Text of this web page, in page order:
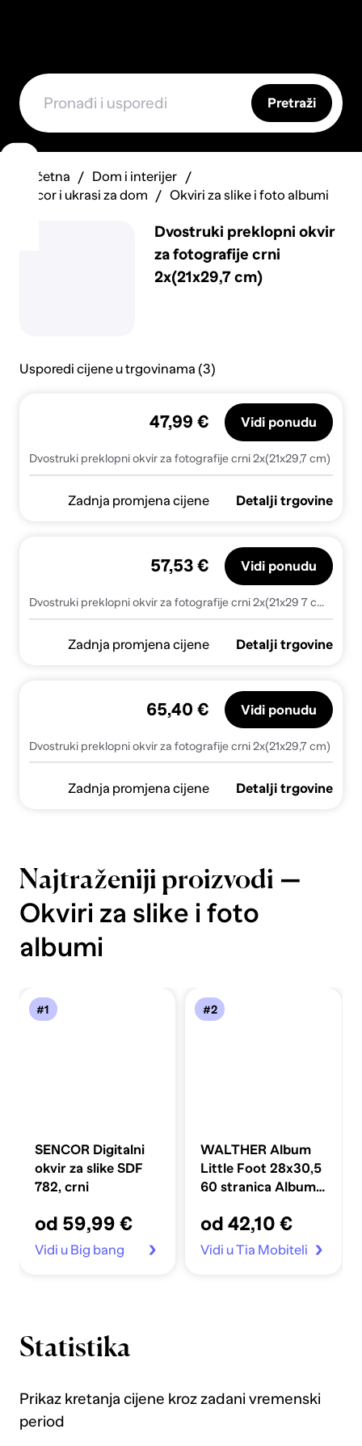
Pretraži
Početna
Dom i interijer
Decor i ukrasi za dom
Okviri za slike i foto albumi
Dvostruki preklopni okvir
za fotografije crni
2x(21x29,7 cm)
Usporedi cijene u trgovinama (3)
Dvostruki preklopni okvir za fotografije crni 2x(21x29,7 cm)
47,99 € Vidi ponudu
Zadnja promjena cijene Detalji trgovine
Dvostruki preklopni okvir za fotografije crni 2x(21x29 7 cm) - Crna 2 x (21 x 29.7 cm) 1
57,53 € Vidi ponudu
Zadnja promjena cijene Detalji trgovine
Dvostruki preklopni okvir za fotografije crni 2x(21x29,7 cm)
65,40 € Vidi ponudu
Zadnja promjena cijene Detalji trgovine
Najtraženiji proizvodi —
Okviri za slike i foto
albumi
#1
SENCOR Digitalni
okvir za slike SDF
782, crni
od 59,99 €
Vidi u Big bang
#2
WALTHER Album
Little Foot 28x30,5
60 stranica Album
od 42,10 €
Vidi u Tia Mobiteli
Statistika
Prikaz kretanja cijene kroz zadani vremenski
period